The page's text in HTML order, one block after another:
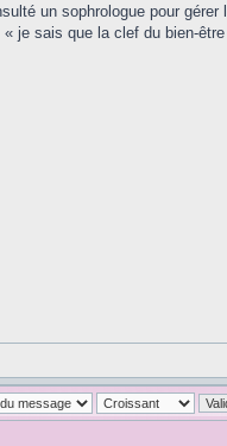
un sophrologue pour
sais que la clef du bien-